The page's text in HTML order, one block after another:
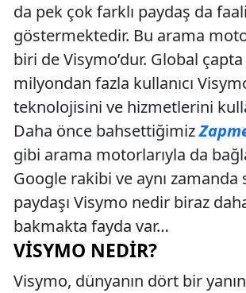
da pek çok farklı paydaş da
göstermektedir. Bu arama
biri de Visymo’dur. Global çapta
milyondan fazla kullanıcı
teknolojisini ve hizmetlerini
Daha önce bahsettiğimiz
gibi arama motorlarıyla da
Google rakibi ve aynı zamanda
paydaşı Visymo nedir biraz
bakmakta fayda var…
VISYMO NEDIR?
Visymo, dünyanın dört bir